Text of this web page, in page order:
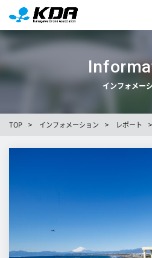
インフォメー
TOP > インフォメーション > レポート >